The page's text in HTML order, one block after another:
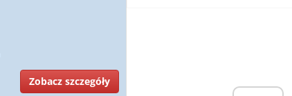
Zobacz szczegóły